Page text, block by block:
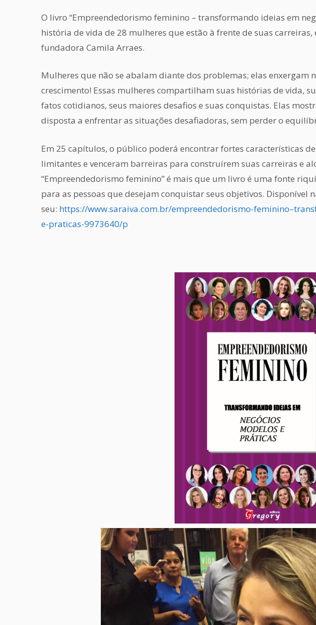
O livro “Empreendedorismo feminino – transformando ideias em
história de vida de 28 mulheres que estão à frente de suas
fundadora Camila Arraes.
Mulheres que não se abalam diante dos problemas; elas enxergam
crescimento! Essas mulheres compartilham suas histórias de vida,
fatos cotidianos, seus maiores desafios e suas conquistas. Elas
disposta a enfrentar as situações desafiadoras, sem perder o
Em 25 capítulos, o público poderá encontrar fortes características
limitantes e venceram barreiras para construírem suas carreiras e
“Empreendedorismo feminino” é mais que um livro é uma fonte
para as pessoas que desejam conquistar seus objetivos. Disponível
seu: https://www.saraiva.com.br/empreendedorismo-
e-praticas-9973640/p